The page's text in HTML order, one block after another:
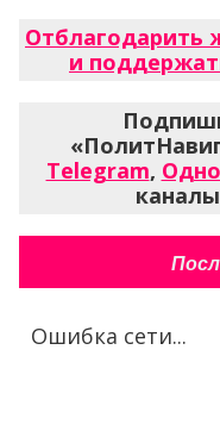
Отблагодарить
и
Telegram,
каналы
Ошибка сети...